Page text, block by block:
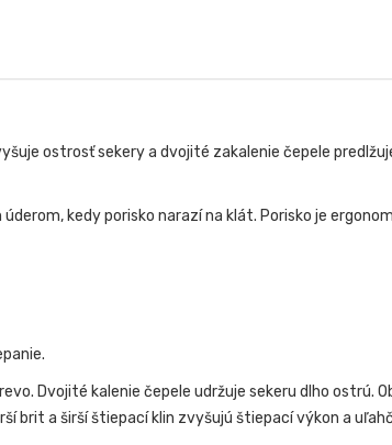
ostrosť sekery a dvojité zakalenie čepele
kedy porisko narazí na klát. Porisko je
Dvojité kalenie čepele udržuje sekeru dlho ostrú.
brit a širší štiepací klin zvyšujú štiepací výkon a